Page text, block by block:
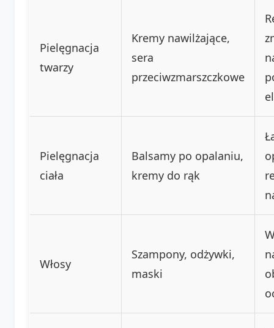
Pielęgnacja
twarzy
Kremy nawilżające,
sera
przeciwzmarszczkowe
Pielęgnacja
ciała
Balsamy po opalaniu,
kremy do rąk
Włosy
Szampony, odżywki,
maski